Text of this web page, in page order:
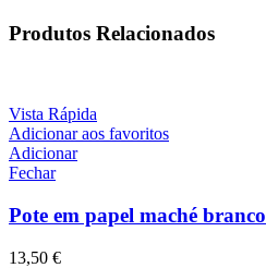
Produtos Relacionados
Vista Rápida
Adicionar aos favoritos
Adicionar
Fechar
Pote em papel maché branco
13,50 €